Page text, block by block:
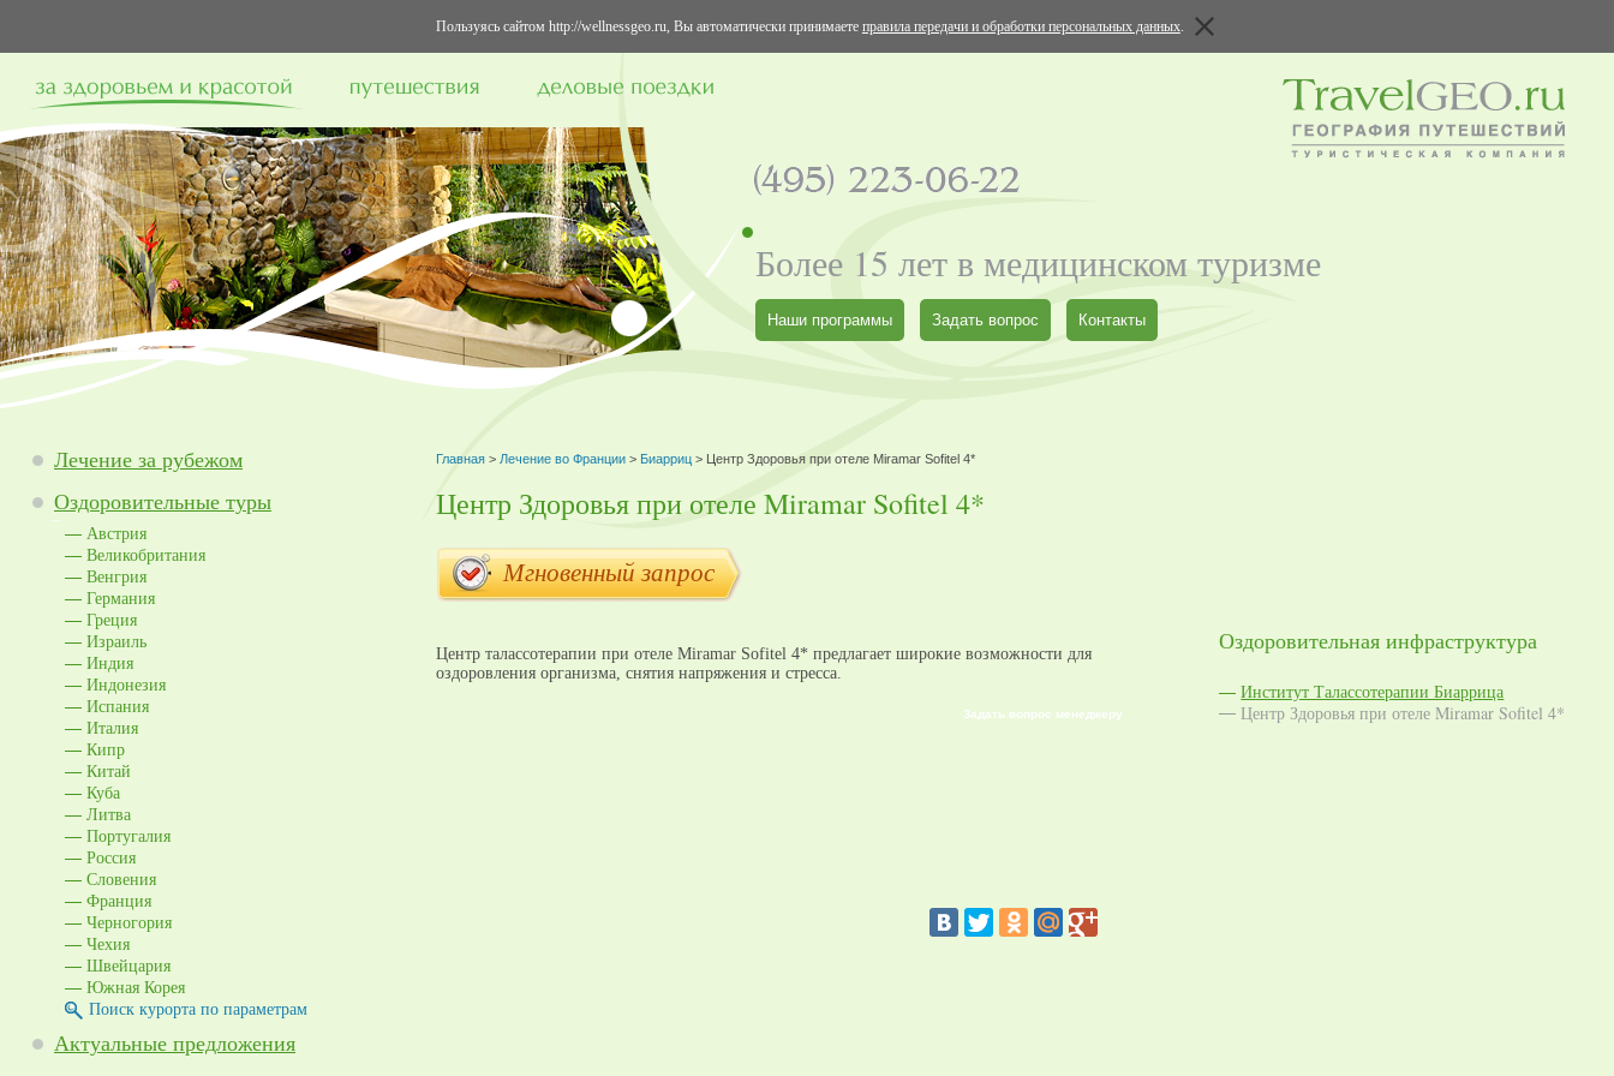
Пользуясь сайтом http://wellnessgeo.ru, Вы автоматически принимаете правила передачи и обработки персональных данных.
Более 15 лет в медицинском туризме
Наши программы Задать вопрос Контакты
Лечение за рубежом
Оздоровительные туры
Австрия
Великобритания
Венгрия
Германия
Греция
Израиль
Индия
Индонезия
Испания
Италия
Кипр
Китай
Куба
Литва
Португалия
Россия
Словения
Франция
Черногория
Чехия
Швейцария
Южная Корея
Поиск курорта по параметрам
Актуальные предложения
Главная> Лечение во Франции> Биарриц> Центр Здоровья при отеле Miramar Sofitel 4*
Центр Здоровья при отеле Miramar Sofitel 4*
Мгновенный запрос
Центр талассотерапии при отеле Miramar Sofitel 4* предлагает широкие возможности для
оздоровления организма, снятия напряжения и стресса.
Задать вопрос менеджеру
Оздоровительная инфраструктура
Институт Талассотерапии Биаррица
Центр Здоровья при отеле Miramar Sofitel 4*